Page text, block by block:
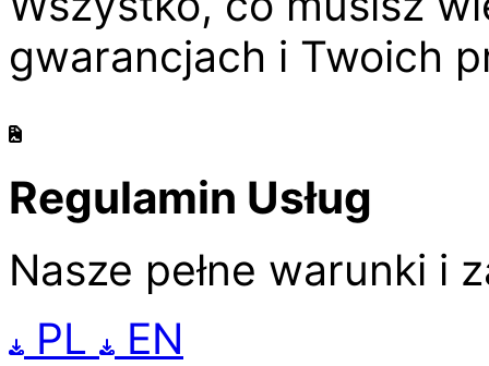
gwarancjach i Twoich
Regulamin Usług
Nasze pełne warunki i
PL
EN